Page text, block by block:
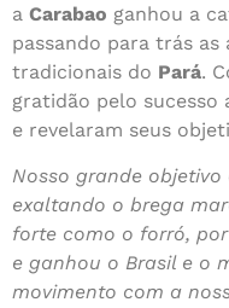
a Carabao ganhou a
passando para trás as
tradicionais do Pará.
gratidão pelo
e revelaram seus
Nosso grande
exaltando o brega
forte como o forró,
e ganhou o Brasil e o
movimento com a